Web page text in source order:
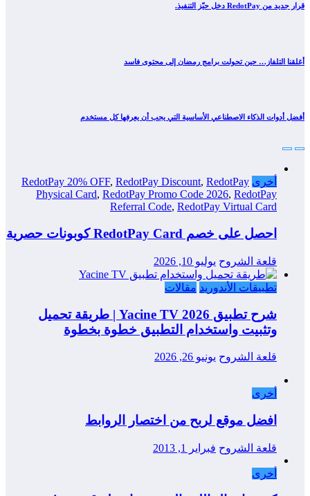
قرار جديد من RedotPay دخل حيّز التنفيذ.
أغلقنا التلفاز… حين تحولت برامج رمضان إلى محتوى فاسد
أفضل أدوات الذكاء الاصطناعي الأساسية التي يجب أن يعرفها كل مستخدم
أخرى RedotPay 20% OFF, RedotPay Discount, RedotPay
Physical Card, RedotPay Promo Code 2026, RedotPay
Referral Code, RedotPay Virtual Card
احصل على خصم RedotPay Card كوبونات حصرية
قلعة الشروح يوليو 10, 2026
تطبيقات الأندوريد مقالات
شرح تطبيق Yacine TV 2026 | طريقة تحميل
وتثبيت واستخدام التطبيق خطوة بخطوة
قلعة الشروح يونيو 26, 2026
أخرى
افضل موقع لربح من اختصار الروابط
قلعة الشروح فبراير 1, 2013
أخرى